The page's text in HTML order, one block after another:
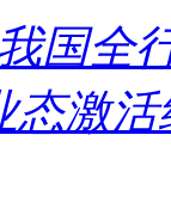
国全
态激